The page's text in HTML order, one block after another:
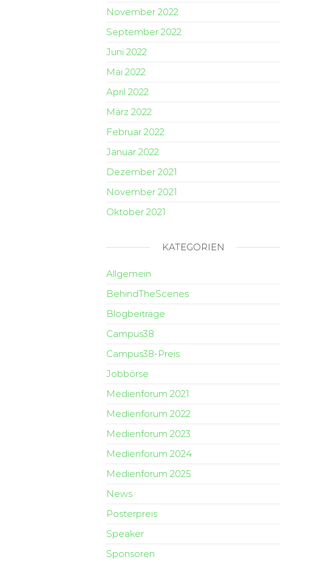
November 2022
September 2022
Juni 2022
Mai 2022
April 2022
März 2022
Februar 2022
Januar 2022
Dezember 2021
November 2021
Oktober 2021
KATEGORIEN
Allgemein
BehindTheScenes
Blogbeiträge
Campus38
Campus38-Preis
Jobbörse
Medienforum 2021
Medienforum 2022
Medienforum 2023
Medienforum 2024
Medienforum 2025
News
Posterpreis
Speaker
Sponsoren